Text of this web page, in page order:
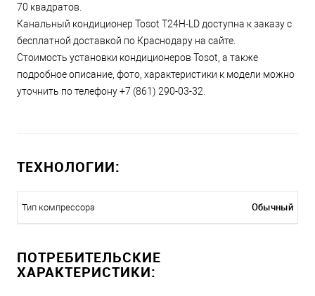
70 квадратов.
Канальный кондиционер Tosot T24H-LD доступна к заказу с
бесплатной доставкой по Краснодару на сайте.
Стоимость установки кондиционеров Tosot, а также
подробное описание, фото, характеристики к модели можно
уточнить по телефону +7 (861) 290-03-32.
ТЕХНОЛОГИИ:
Тип компрессора Обычный
ПОТРЕБИТЕЛЬСКИЕ
ХАРАКТЕРИСТИКИ: